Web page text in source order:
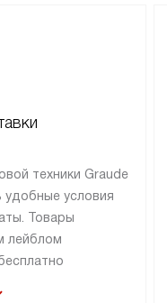
техники Graude
условия
Товары
лейблом